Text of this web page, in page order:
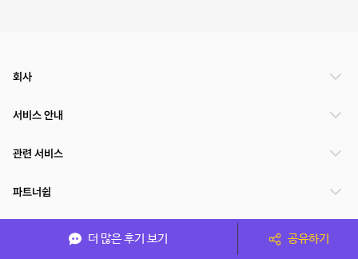
더 많은 후기 보기 공유하기
회사
서비스 안내
관련 서비스
파트너쉽
서비스 제공 국가